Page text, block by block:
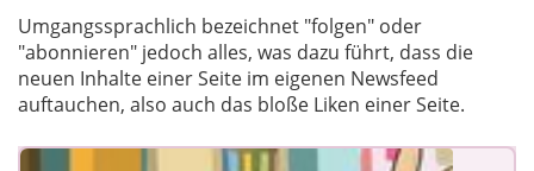
Umgangssprachlich bezeichnet "folgen" oder
"abonnieren" jedoch alles, was dazu führt, dass die
neuen Inhalte einer Seite im eigenen Newsfeed
auftauchen, also auch das bloße Liken einer Seite.